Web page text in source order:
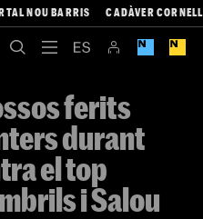
NOU BARRIS CADÀVER
ferits
durant
el top
i Salou